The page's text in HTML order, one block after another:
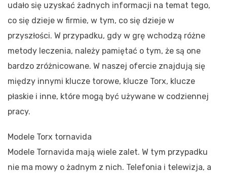
udało się uzyskać żadnych informacji na temat tego,
co się dzieje w firmie, w tym, co się dzieje w
przyszłości. W przypadku, gdy w grę wchodzą różne
metody leczenia, należy pamiętać o tym, że są one
bardzo zróżnicowane. W naszej ofercie znajdują się
między innymi klucze torowe, klucze Torx, klucze
płaskie i inne, które mogą być używane w codziennej
pracy.
Modele Torx tornavida
Modele Tornavida mają wiele zalet. W tym przypadku
nie ma mowy o żadnym z nich. Telefonia i telewizja, a